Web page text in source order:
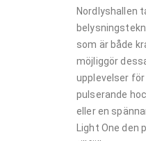
Nordlyshallen
som är både
möjliggör
upplevelser
pulserande
eller en
Light One den